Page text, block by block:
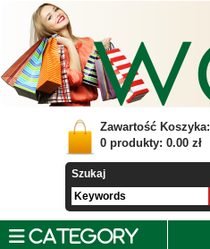
Zawartość Koszyka:
0 produkty: 0.00 zł
Szukaj
CATEGORY